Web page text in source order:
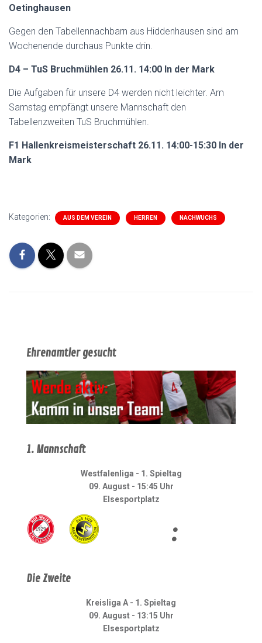
Oetinghausen
Gegen den Tabellennachbarn aus Hiddenhausen sind am
Wochenende durchaus Punkte drin.
D4 – TuS Bruchmühlen 26.11. 14:00 In der Mark
Die Aufgaben für unsere D4 werden nicht leichter. Am
Samstag empfängt unsere Mannschaft den
Tabellenzweiten TuS Bruchmühlen.
F1 Hallenkreismeisterschaft 26.11. 14:00-15:30 In der
Mark
Kategorien: AUS DEM VEREIN HERREN NACHWUCHS
Ehrenamtler gesucht
1. Mannschaft
Westfalenliga - 1. Spieltag
09. August - 15:45 Uhr
Elsesportplatz
:
Die Zweite
Kreisliga A - 1. Spieltag
09. August - 13:15 Uhr
Elsesportplatz